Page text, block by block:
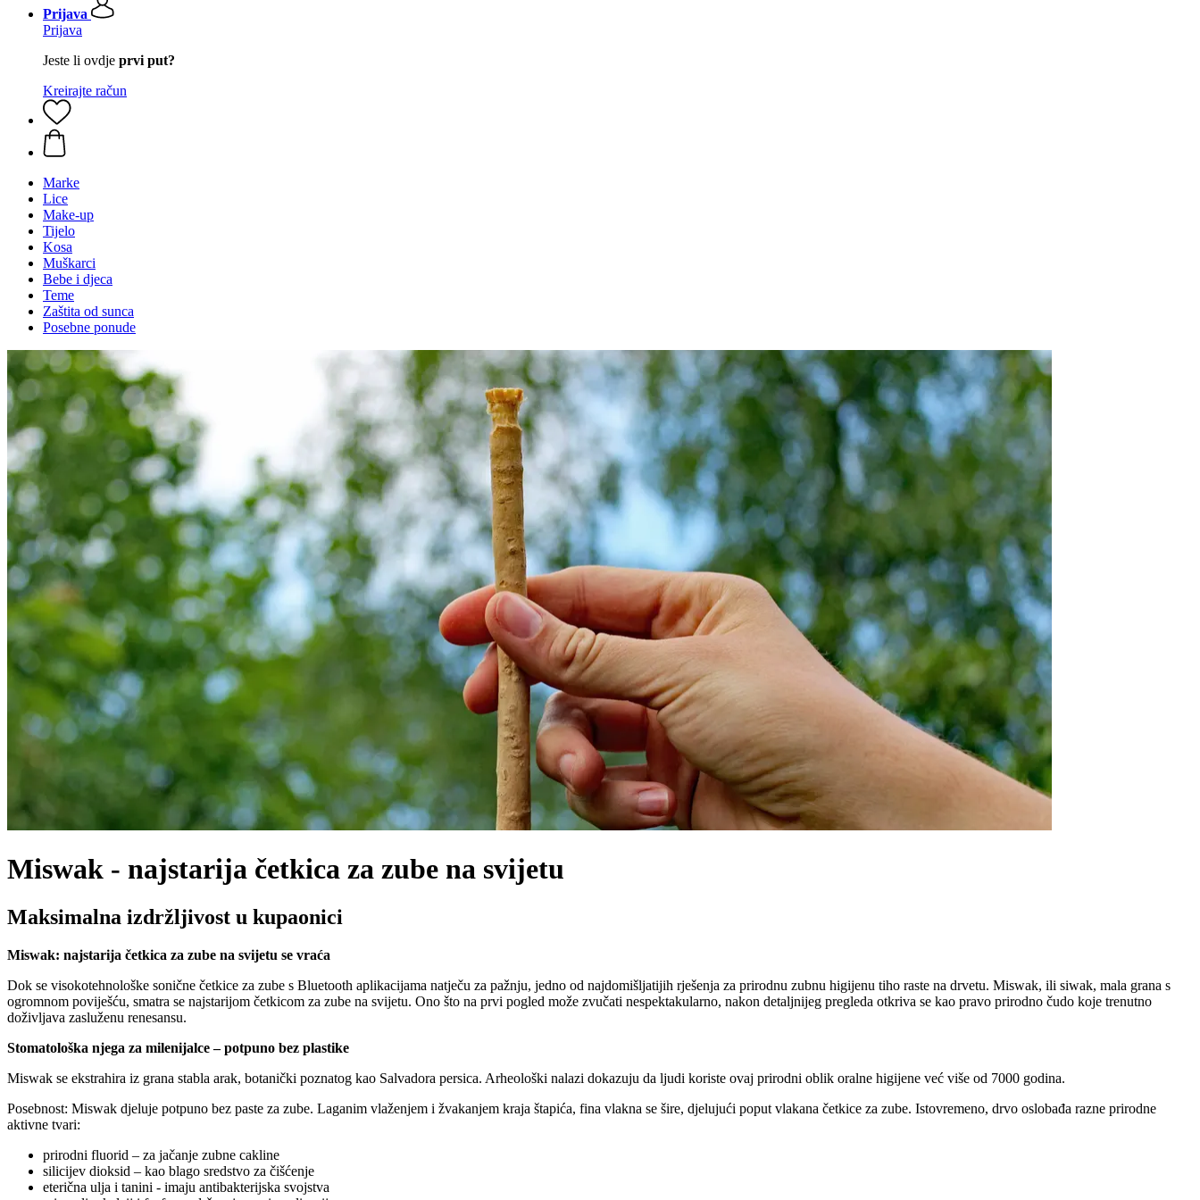
Prijava
Prijava
Jeste li ovdje prvi put?
Kreirajte račun
Marke
Lice
Make-up
Tijelo
Kosa
Muškarci
Bebe i djeca
Teme
Zaštita od sunca
Posebne ponude
Miswak - najstarija četkica za zube na svijetu
Maksimalna izdržljivost u kupaonici
Miswak: najstarija četkica za zube na svijetu se vraća
Dok se visokotehnološke sonične četkice za zube s Bluetooth aplikacijama natječu za pažnju, jedno od najdomišljatijih rješenja za prirodnu zubnu higijenu tiho raste na drvetu. Miswak, ili siwak, mala grana s
ogromnom poviješću, smatra se najstarijom četkicom za zube na svijetu. Ono što na prvi pogled može zvučati nespektakularno, nakon detaljnijeg pregleda otkriva se kao pravo prirodno čudo koje trenutno
doživljava zasluženu renesansu.
Stomatološka njega za milenijalce – potpuno bez plastike
Miswak se ekstrahira iz grana stabla arak, botanički poznatog kao Salvadora persica. Arheološki nalazi dokazuju da ljudi koriste ovaj prirodni oblik oralne higijene već više od 7000 godina.
Posebnost: Miswak djeluje potpuno bez paste za zube. Laganim vlaženjem i žvakanjem kraja štapića, fina vlakna se šire, djelujući poput vlakana četkice za zube. Istovremeno, drvo oslobađa razne prirodne
aktivne tvari:
prirodni fluorid – za jačanje zubne cakline
silicijev dioksid – kao blago sredstvo za čišćenje
eterična ulja i tanini - imaju antibakterijska svojstva